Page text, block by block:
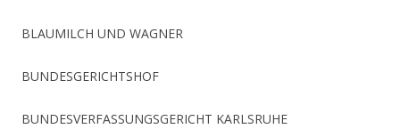
BLAUMILCH UND WAGNER
BUNDESGERICHTSHOF
BUNDESVERFASSUNGSGERICHT KARLSRUHE